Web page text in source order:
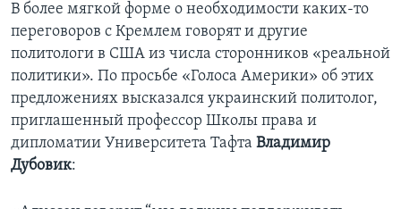
В более мягкой форме о необходимости каких-то
переговоров с Кремлем говорят и другие
политологи в США из числа сторонников «реальной
политики». По просьбе «Голоса Америки» об этих
предложениях высказался украинский политолог,
приглашенный профессор Школы права и
дипломатии Университета Тафта Владимир
Дубовик: